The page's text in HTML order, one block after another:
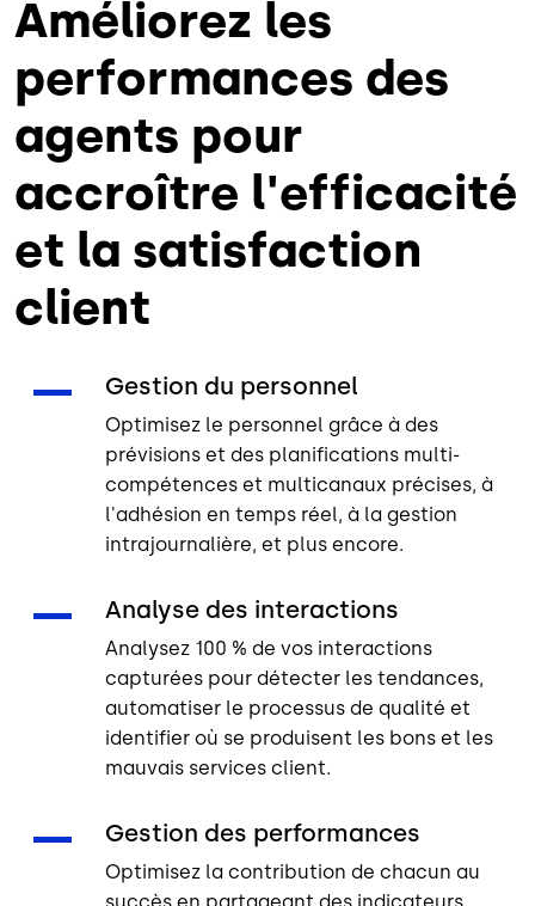
Améliorez les
performances des
agents pour
accroître l'efficacité
et la satisfaction
client
Gestion du personnel
Optimisez le personnel grâce à des
prévisions et des planifications multi-
compétences et multicanaux précises, à
l'adhésion en temps réel, à la gestion
intrajournalière, et plus encore.
Analyse des interactions
Analysez 100 % de vos interactions
capturées pour détecter les tendances,
automatiser le processus de qualité et
identifier où se produisent les bons et les
mauvais services client.
Gestion des performances
Optimisez la contribution de chacun au